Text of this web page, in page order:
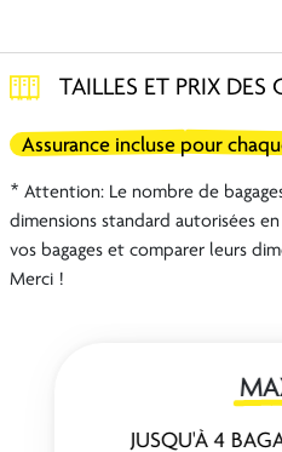
TAILLES ET PRIX DES
Assurance incluse pour
* Attention: Le nombre de
dimensions standard autorisées
vos bagages et comparer leurs
Merci !
JUSQU'À 4